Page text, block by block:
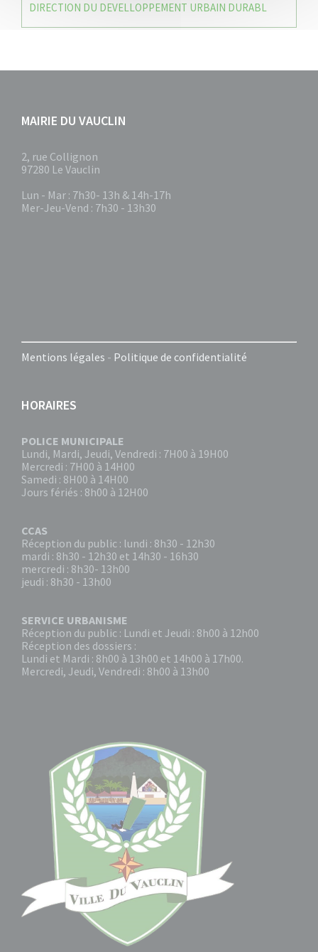
DIRECTION DU DEVELLOPPEMENT URBAIN DURABL
MAIRIE DU VAUCLIN
2, rue Collignon
97280 Le Vauclin
Lun - Mar : 7h30- 13h & 14h-17h
Mer-Jeu-Vend : 7h30 - 13h30
Mentions légales - Politique de confidentialité
HORAIRES
POLICE MUNICIPALE
Lundi, Mardi, Jeudi, Vendredi : 7H00 à 19H00
Mercredi : 7H00 à 14H00
Samedi : 8H00 à 14H00
Jours fériés : 8h00 à 12H00
CCAS
Réception du public : lundi : 8h30 - 12h30
mardi : 8h30 - 12h30 et 14h30 - 16h30
mercredi : 8h30- 13h00
jeudi : 8h30 - 13h00
SERVICE URBANISME
Réception du public : Lundi et Jeudi : 8h00 à 12h00
Réception des dossiers :
Lundi et Mardi : 8h00 à 13h00 et 14h00 à 17h00.
Mercredi, Jeudi, Vendredi : 8h00 à 13h00